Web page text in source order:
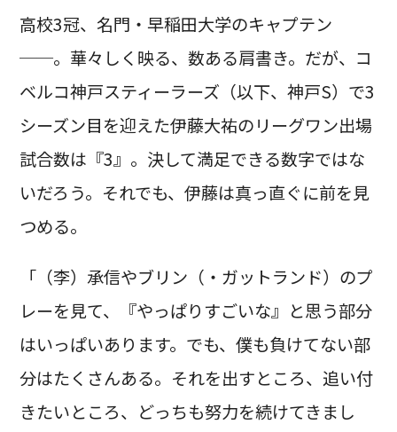
高校3冠、名門・早稲田大学のキャプテン
──。華々しく映る、数ある肩書き。だが、コ
ベルコ神戸スティーラーズ（以下、神戸S）で3
シーズン目を迎えた伊藤大祐のリーグワン出場
試合数は『3』。決して満足できる数字ではな
いだろう。それでも、伊藤は真っ直ぐに前を見
つめる。
「（李）承信やブリン（・ガットランド）のプ
レーを見て、『やっぱりすごいな』と思う部分
はいっぱいあります。でも、僕も負けてない部
分はたくさんある。それを出すところ、追い付
きたいところ、どっちも努力を続けてきまし